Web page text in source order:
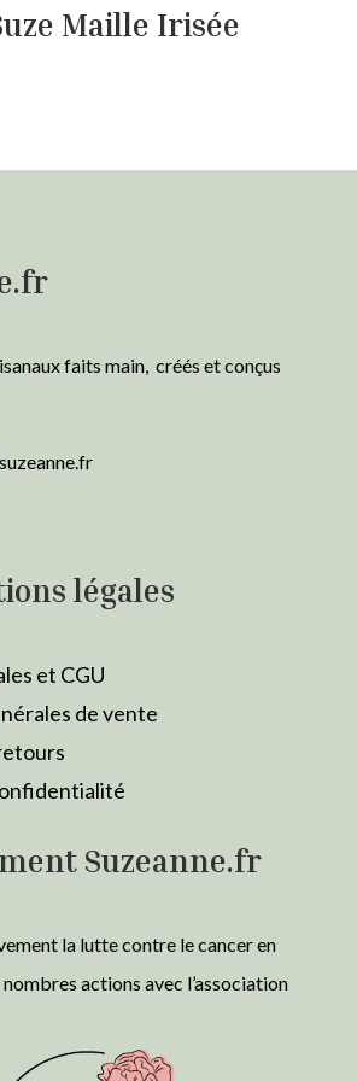
Maille Irisée
faits main, créés et conçus
légales
et CGU
de vente
Suzeanne.fr
la lutte contre le cancer en
actions avec l’association